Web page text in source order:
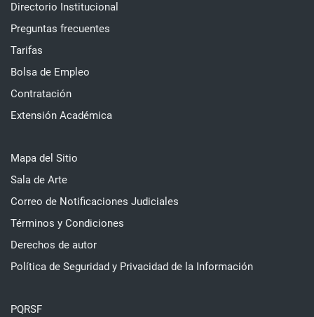
Directorio Institucional
Preguntas frecuentes
Tarifas
Bolsa de Empleo
Contratación
Extensión Académica
Mapa del Sitio
Sala de Arte
Correo de Notificaciones Judiciales
Términos y Condiciones
Derechos de autor
Política de Seguridad y Privacidad de la Información
PQRSF